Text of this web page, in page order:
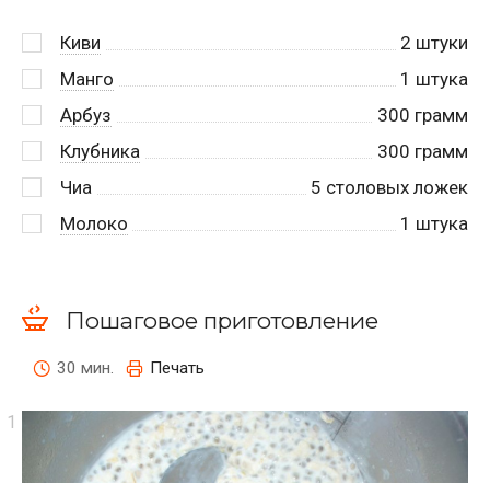
Киви 2 штуки
Манго
1 штука
Арбуз
300 грамм
Клубника
300 грамм
Чиа
5 столовых ложек
Молоко
1 штука
Пошаговое приготовление
30 мин. Печать